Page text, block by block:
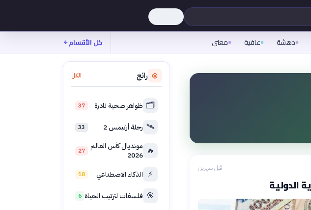
دهشة عافية معنى كل الأقسام
قبل شهرين
رائج الكل
🗂️ ظواهر صحية نادرة 37
🛰️ رحلة أرتيمس 2 33
🔥 مونديال كأس العالم
2026
27
⚡ الذكاء الاصطناعي 18
🎯 فلسفات لترتيب الحياة 6